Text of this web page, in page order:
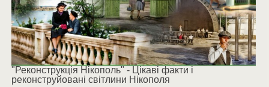
"Реконструкція Нікополь" - Цікаві факти і
реконструйовані світлини Нікополя